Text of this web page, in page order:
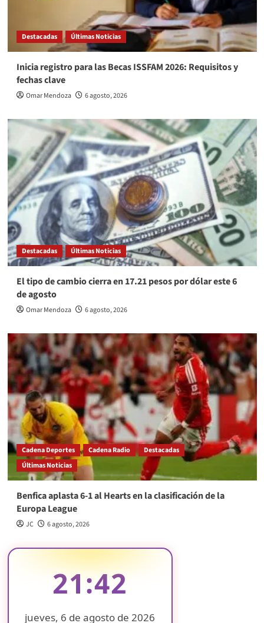
Destacadas Últimas Noticias
Inicia registro para las Becas ISSFAM 2026: Requisitos y
fechas clave
Omar Mendoza 6 agosto, 2026
Destacadas Últimas Noticias
El tipo de cambio cierra en 17.21 pesos por dólar este 6
de agosto
Omar Mendoza 6 agosto, 2026
Cadena Deportes Cadena Radio
Destacadas
Últimas Noticias
Benfica aplasta 6-1 al Hearts en la clasificación de la
Europa League
JC 6 agosto, 2026
21:42
jueves, 6 de agosto de 2026